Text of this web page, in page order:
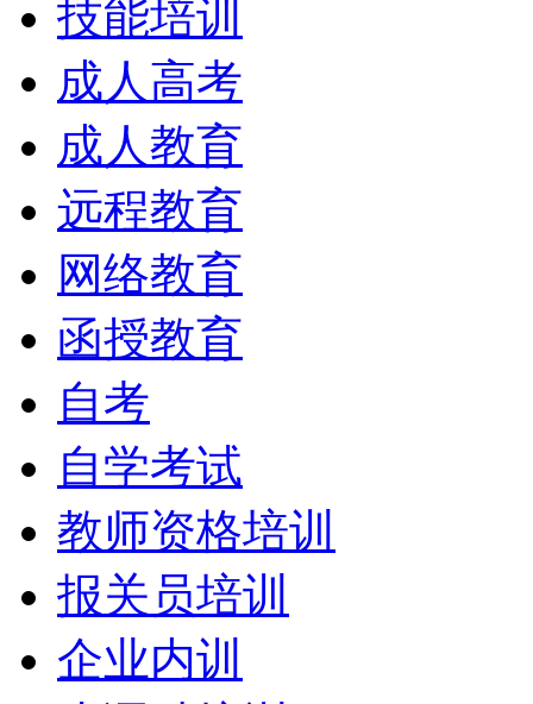
技能培训
成人高考
成人教育
远程教育
网络教育
函授教育
自考
自学考试
教师资格培训
报关员培训
企业内训